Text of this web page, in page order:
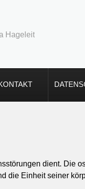
Hageleit
dient. Die
die Einheit seiner